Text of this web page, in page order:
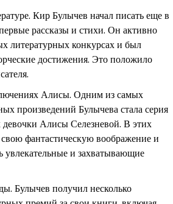
Кир Булычев начал писать еще в
рассказы и стихи. Он активно
литературных конкурсах и был
достижения. Это положило
Алисы. Одним из самых
произведений Булычева стала серия
Алисы Селезневой. В этих
фантастическую воображение и
увлекательные и захватывающие
Булычев получил несколько